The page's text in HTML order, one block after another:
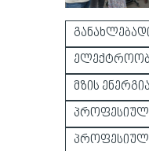
მზის ენერგია